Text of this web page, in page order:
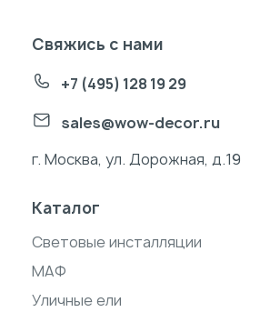
Свяжись с нами
+7 (495) 128 19 29
sales@wow-decor.ru
г. Москва, ул. Дорожная, д.19
Каталог
Световые инсталляции
МАФ
Уличные ели